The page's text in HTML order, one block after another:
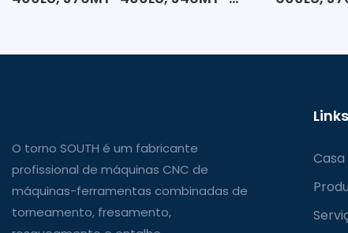
O torno SOUTH é um fabricante
profissional de máquinas CNC de
máquinas-ferramentas combinadas de
torneamento, fresamento,
Casa